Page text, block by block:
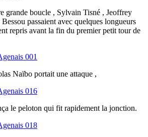
grande boucle , Sylvain Tisné , Jeoffrey
passaient avec quelques longueurs
repris avant la fin du premier petit tour de
Naïbo portait une attaque ,
le peloton qui fit rapidement la jonction.